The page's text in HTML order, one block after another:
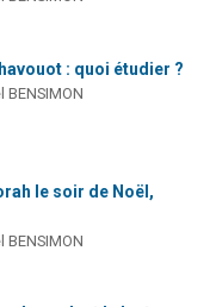
en groupe sur Zoom
Maasser
son Maasser
: quoi étudier ?
BENSIMON
le soir de Noël,
BENSIMON